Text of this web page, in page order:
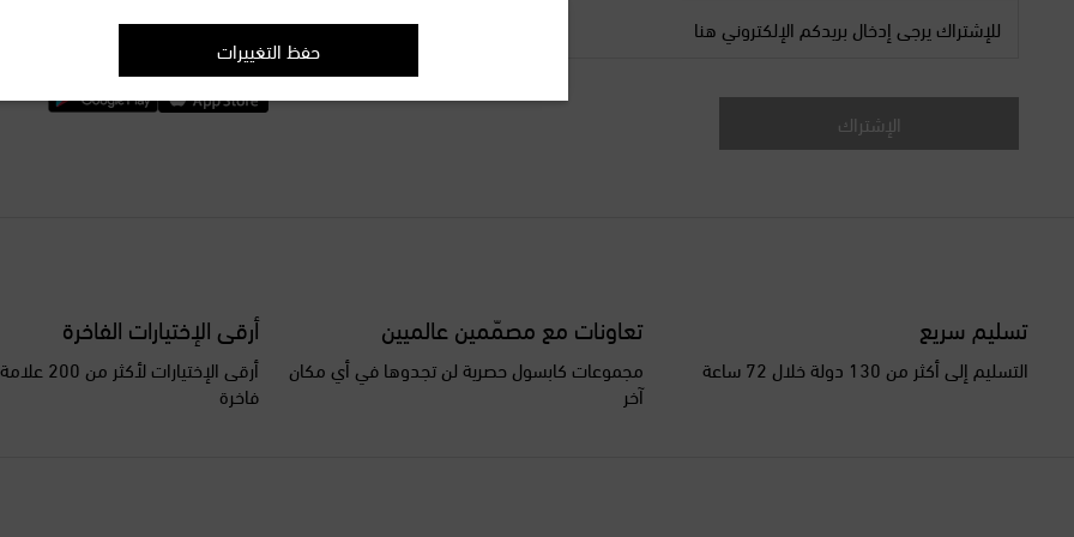
للإشتراك يرجى إدخال بريدكم الإلكتروني هنا
الإشتراك
حمّلوا تطبيق Mytheresa
تسليم سريع
التسليم إلى أكثر من 130 دولة خلال 72 ساعة
تعاونات مع مصمّمين عالميين
مجموعات كابسول حصرية لن تجدوها في أي مكان
آخر
أرقى الإختيارات الفاخرة
أرقى
فاخرة
حفظ التغييرات